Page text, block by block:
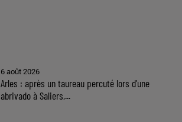
6 août 2026
Arles : après un taureau percuté lors d'une
abrivado à Saliers,...